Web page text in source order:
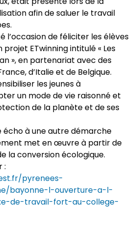
afin de saluer le travail
l’occasion de féliciter les élèves
ETwinning intitulé « Les
», en partenariat avec des
d’Italie et de Belgique.
les jeunes à
un mode de vie raisonné et
de la planète et de ses
à une autre démarche
met en œuvre à partir de
la conversion écologique.
:
pyrenees-
bayonne-l-ouverture-a-l-
de-travail-fort-au-college-